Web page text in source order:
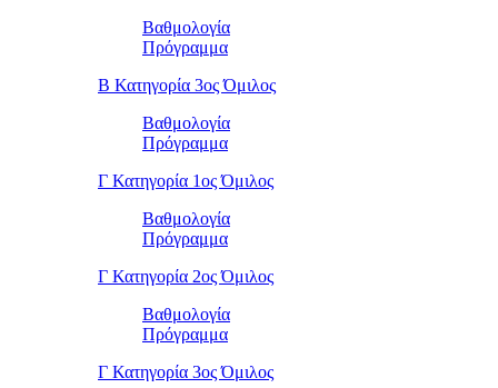
Βαθμολογία
Πρόγραμμα
Β Κατηγορία 3ος Όμιλος
Βαθμολογία
Πρόγραμμα
Γ Κατηγορία 1ος Όμιλος
Βαθμολογία
Πρόγραμμα
Γ Κατηγορία 2ος Όμιλος
Βαθμολογία
Πρόγραμμα
Γ Κατηγορία 3ος Όμιλος